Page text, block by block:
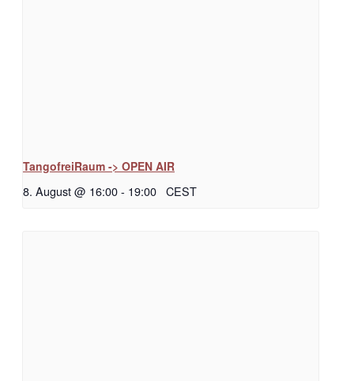
TangofreiRaum -> OPEN AIR
8. August @ 16:00- 19:00 CEST